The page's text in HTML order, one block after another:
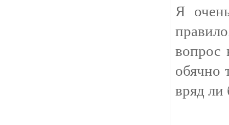
Я
вопрос
обячно
вряд ли